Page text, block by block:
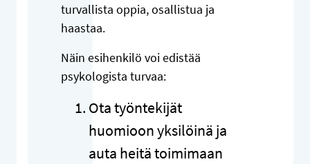
turvallista oppia, osallistua ja
haastaa.
Näin esihenkilö voi edistää
psykologista turvaa:
Ota työntekijät
huomioon yksilöinä ja
auta heitä toimimaan